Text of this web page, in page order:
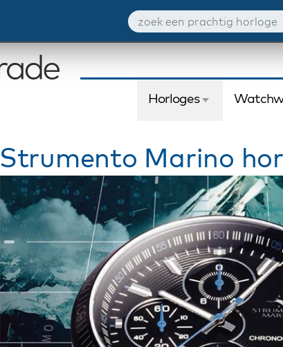
Horloges
Strumento Marino